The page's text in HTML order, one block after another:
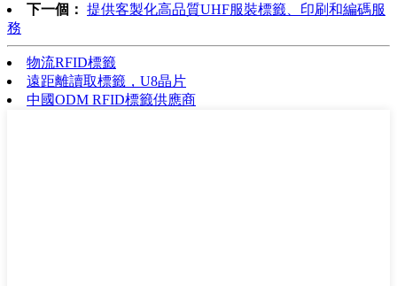
下一個： 提供客製化高品質UHF服裝標籤、印刷和編碼服
務
物流RFID標籤
遠距離讀取標籤，U8晶片
中國ODM RFID標籤供應商